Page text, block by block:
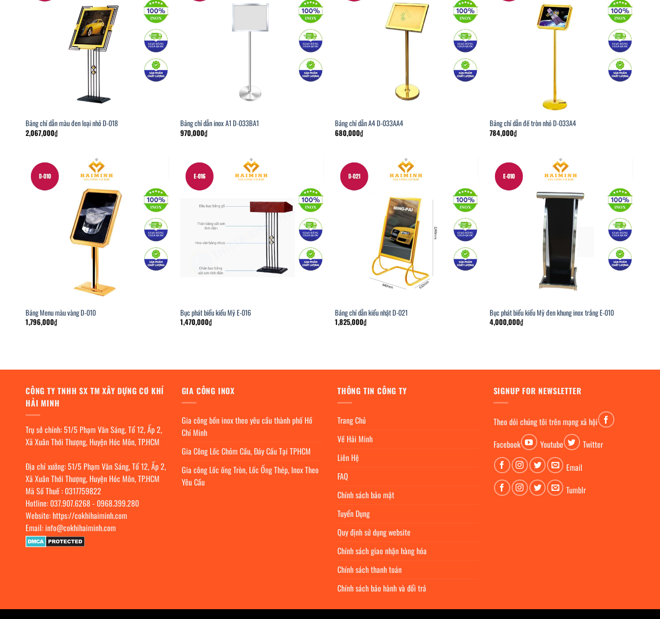
Bảng chỉ dẫn màu đen loại nhỏ D-018
2,067,000₫
Bảng chỉ dẫn inox A1 D-033BA1
970,000₫
Bảng chỉ dẫn A4 D-033AA4
680,000₫
Bảng chỉ dẫn đế tròn nhỏ D-033A4
784,000₫
Bảng Menu màu vàng D-010
1,796,000₫
Bục phát biểu kiểu Mỹ E-016
1,470,000₫
Bảng chỉ dẫn kiểu nhật D-021
1,825,000₫
Bục phát biểu kiểu Mỹ đen khung inox trắng E-010
4,000,000₫
CÔNG TY TNHH SX TM XÂY DỰNG CƠ KHÍ
HẢI MINH
Trụ sở chính: 51/5 Phạm Văn Sáng, Tổ 12, Ấp 2,
Xã Xuân Thới Thượng, Huyện Hóc Môn, TP.HCM
Địa chỉ xưởng: 51/5 Phạm Văn Sáng, Tổ 12, Ấp 2,
Xã Xuân Thới Thượng, Huyện Hóc Môn, TP.HCM
Mã Số Thuế : 0317759822
Hotline: 037.907.6268- 0968.399.280
Website: https://cokhihaiminh.com
Email: info@cokhihaiminh.com
GIA CÔNG INOX
Gia công bồn inox theo yêu cầu thành phố Hồ
Chí Minh
Gia Công Lốc Chỏm Cầu, Đáy Cầu Tại TPHCM
Gia công Lốc ống Tròn, Lốc Ống Thép, Inox Theo
Yêu Cầu
THÔNG TIN CÔNG TY
Trang Chủ
Về Hải Minh
Liên Hệ
FAQ
Chính sách bảo mật
Tuyển Dụng
Quy định sử dụng website
Chính sách giao nhận hàng hóa
Chính sách thanh toán
Chính sách bảo hành và đổi trả
SIGNUP FOR NEWSLETTER
Theo dỏi chúng tôi trên mạng xã hội
Facebook
Youtube
Twitter
Email
Tumblr